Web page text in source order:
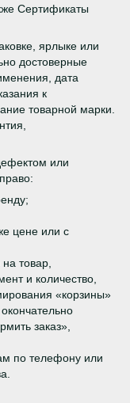
Сертификаты
ярлыке или
достоверные
дата
к
товарной марки.
или
цене или с
товар,
и количество,
«корзины»
заказ»,
по телефону или